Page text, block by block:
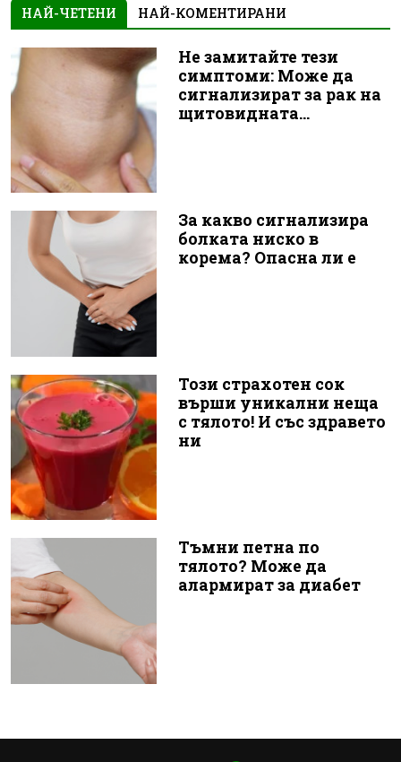
НАЙ-ЧЕТЕНИ НАЙ-КОМЕНТИРАНИ
Не замитайте тези
симптоми: Може да
сигнализират за рак на
щитовидната...
За какво сигнализира
болката ниско в
корема? Опасна ли е
Този страхотен сок
върши уникални неща
с тялото! И със здравето
ни
Тъмни петна по
тялото? Може да
алармират за диабет